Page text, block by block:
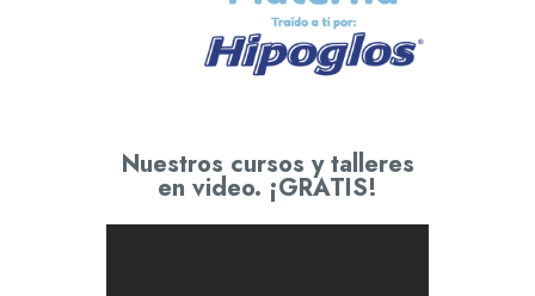
Nuestros cursos y talleres
en video. ¡GRATIS!